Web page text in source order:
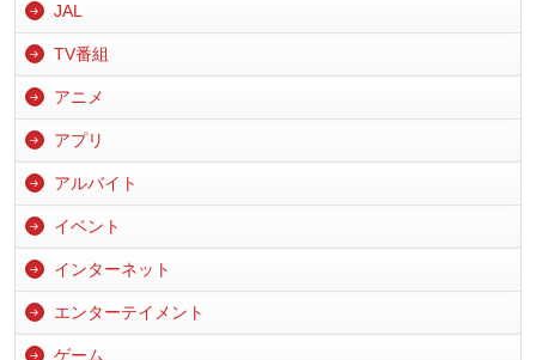
JAL
TV番組
アニメ
アプリ
アルバイト
イベント
インターネット
エンターテイメント
ゲーム